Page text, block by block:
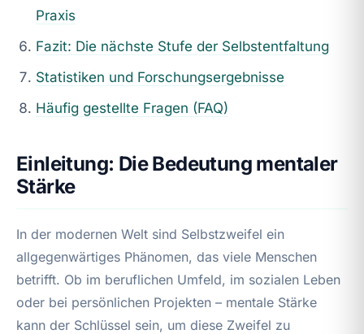
Praxis
Fazit: Die nächste Stufe der Selbstentfaltung
Statistiken und Forschungsergebnisse
Häufig gestellte Fragen (FAQ)
Einleitung: Die Bedeutung mentaler
Stärke
In der modernen Welt sind Selbstzweifel ein
allgegenwärtiges Phänomen, das viele Menschen
betrifft. Ob im beruflichen Umfeld, im sozialen Leben
oder bei persönlichen Projekten – mentale Stärke
kann der Schlüssel sein, um diese Zweifel zu